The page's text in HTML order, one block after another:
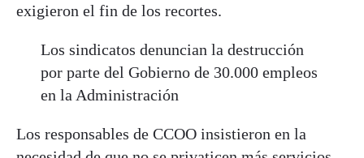
exigieron el fin de los recortes.
Los sindicatos denuncian la destrucción
por parte del Gobierno de 30.000 empleos
en la Administración
Los responsables de CCOO insistieron en la